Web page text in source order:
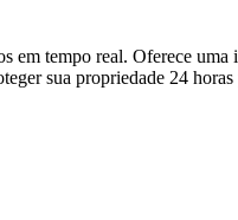
tempo real. Oferece
sua propriedade 24 horas